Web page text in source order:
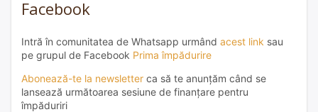
Facebook
Intră în comunitatea de Whatsapp urmând acest link sau
pe grupul de Facebook Prima împădurire
Abonează-te la newsletter ca să te anunțăm când se
lansează următoarea sesiune de finanțare pentru
împăduriri